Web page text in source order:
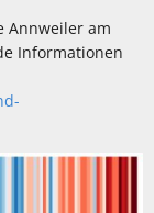
Annweiler am
Informationen